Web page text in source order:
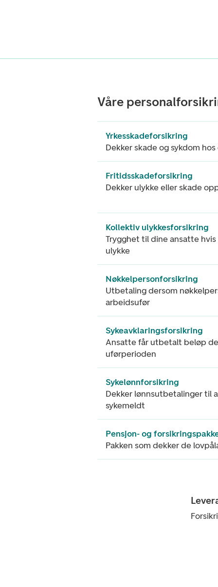
Våre
Yrkesskadeforsikring
Dekker skade og sykdom
Fritidsskadeforsikring
Dekker ulykke eller skade
Kollektiv ulykkesforsikring
Trygghet til dine ansatte
ulykke
Nøkkelpersonforsikring
Utbetaling dersom
arbeidsufør
Sykeavklaringsforsikring
Ansatte får utbetalt beløp
uførperioden
Sykelønnforsikring
Dekker lønnsutbetalinger til
sykemeldt
Pensjon- og
Pakken som dekker de